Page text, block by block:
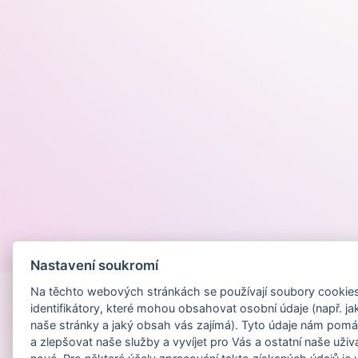
Nastavení soukromí
Na těchto webových stránkách se používají soubory
identifikátory, které mohou obsahovat osobní údaje (např.
naše stránky a jaký obsah vás zajímá). Tyto údaje nám
a zlepšovat naše služby a vyvíjet pro Vás a ostatní naše